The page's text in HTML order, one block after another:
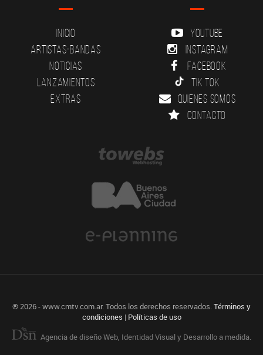
Inicio
Artistas-Bandas
Noticias
Lanzamientos
Extras
YouTube
Instagram
Facebook
Tik Tok
Quienes somos
Contacto
® 2026 - www.cmtv.com.ar. Todos los derechos reservados.Términos y
condiciones | Políticas de uso
Agencia de diseño Web, Identidad Visual y Desarrollo a medida.